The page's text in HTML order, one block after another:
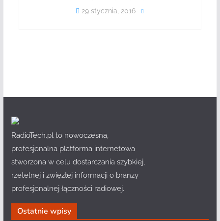
29 stycznia, 2016
RadioTech.pl to nowoczesna,
profesjonalna platforma internetowa
stworzona w celu dostarczania szybkiej,
rzetelnej i zwięzłej informacji o branży
profesjonalnej łączności radiowej.
Ostatnie wpisy